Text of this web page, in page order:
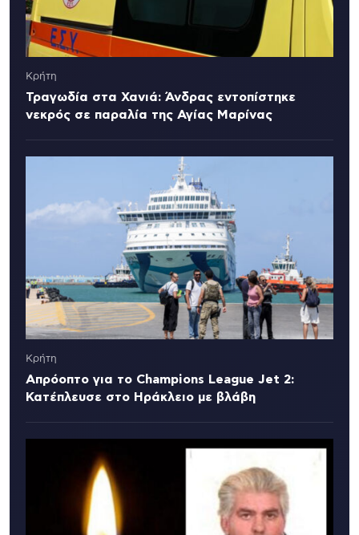
Κρήτη
Τραγωδία στα Χανιά: Άνδρας εντοπίστηκε
νεκρός σε παραλία της Αγίας Μαρίνας
Κρήτη
Απρόοπτο για το Champions League Jet 2:
Κατέπλευσε στο Ηράκλειο με βλάβη